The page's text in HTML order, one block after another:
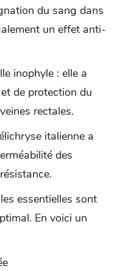
du sang dans
un effet anti-
inophyle : elle a
de protection du
rectales.
italienne a
des
essentielles sont
En voici un